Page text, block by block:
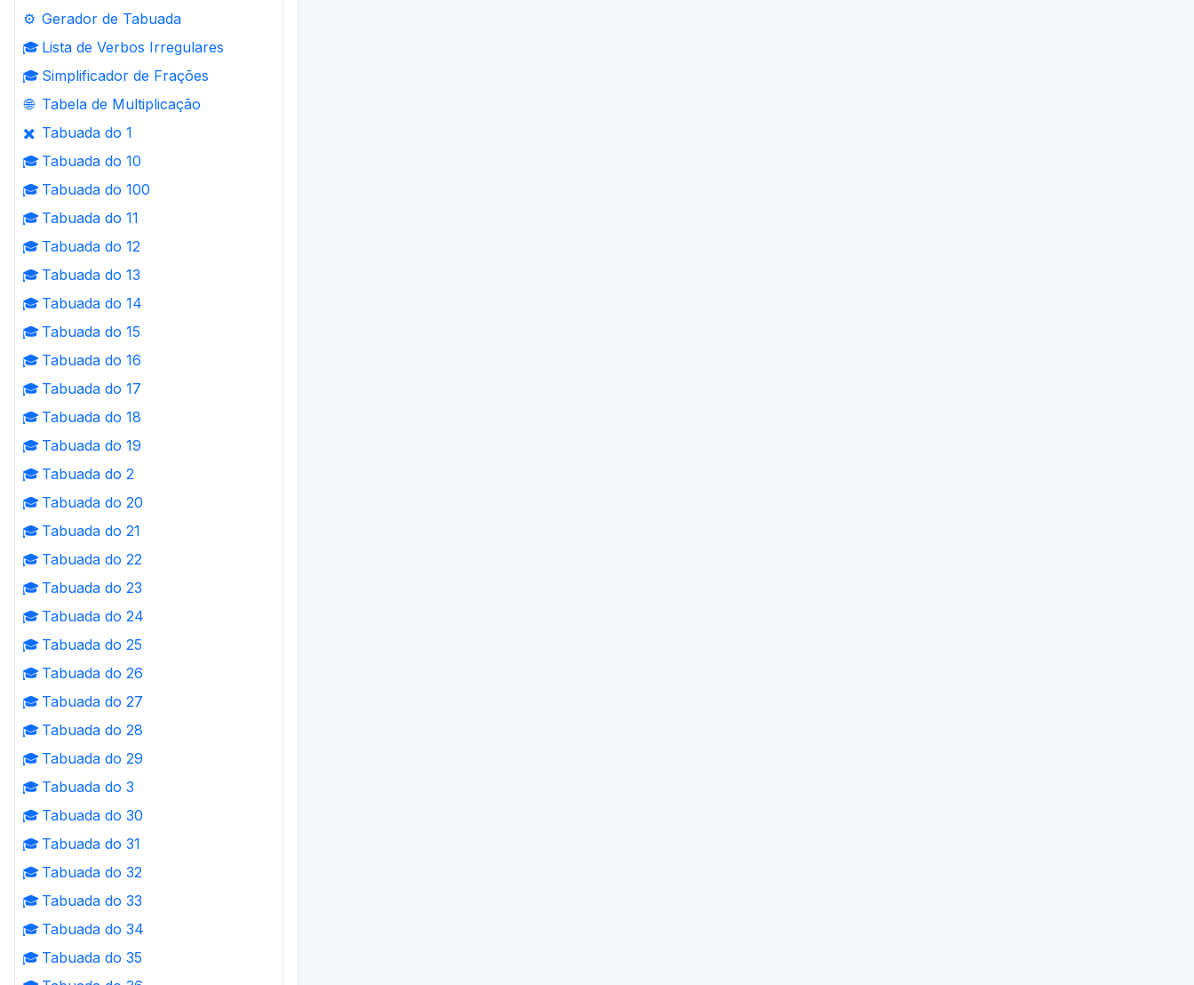
⚙️ Gerador de Tabuada
🎓 Lista de Verbos Irregulares
🎓 Simplificador de Frações
🌐 Tabela de Multiplicação
✖️ Tabuada do 1
🎓 Tabuada do 10
🎓 Tabuada do 100
🎓 Tabuada do 11
🎓 Tabuada do 12
🎓 Tabuada do 13
🎓 Tabuada do 14
🎓 Tabuada do 15
🎓 Tabuada do 16
🎓 Tabuada do 17
🎓 Tabuada do 18
🎓 Tabuada do 19
🎓 Tabuada do 2
🎓 Tabuada do 20
🎓 Tabuada do 21
🎓 Tabuada do 22
🎓 Tabuada do 23
🎓 Tabuada do 24
🎓 Tabuada do 25
🎓 Tabuada do 26
🎓 Tabuada do 27
🎓 Tabuada do 28
🎓 Tabuada do 29
🎓 Tabuada do 3
🎓 Tabuada do 30
🎓 Tabuada do 31
🎓 Tabuada do 32
🎓 Tabuada do 33
🎓 Tabuada do 34
🎓 Tabuada do 35